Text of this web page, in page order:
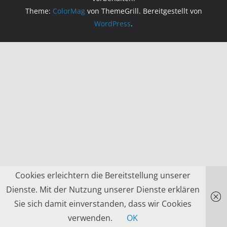
Theme: ColorMagvon ThemeGrill. Bereitgestellt von
WordPress.
Cookies erleichtern die Bereitstellung unserer
Dienste. Mit der Nutzung unserer Dienste erklären
Sie sich damit einverstanden, dass wir Cookies
verwenden.
OK